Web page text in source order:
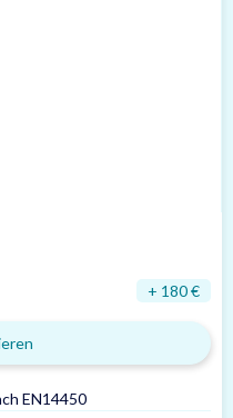
+ 180 €
EN14450